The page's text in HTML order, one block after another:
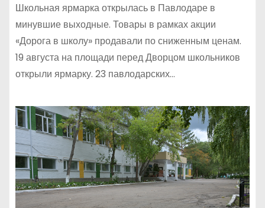
Школьная ярмарка открылась в Павлодаре в
минувшие выходные. Товары в рамках акции
«Дорога в школу» продавали по сниженным ценам.
19 августа на площади перед Дворцом школьников
открыли ярмарку. 23 павлодарских…